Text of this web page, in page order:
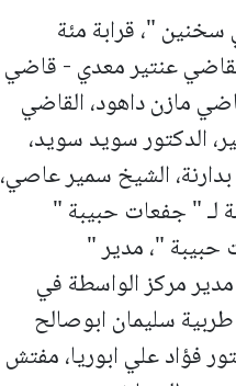
"، قرابة مئة
عنتير معدي - قاضي
مازن داهود، القاضي
الدكتور سويد سويد،
الشيخ سمير عاصي،
لـ " جفعات حبيبة "
حبيبة "، مدير "
مركز الواسطة في
سليمان ابوصالح
فؤاد علي ابوريا، مفتش